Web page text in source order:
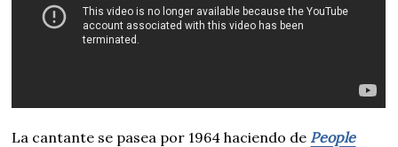
La cantante se pasea por 1964 haciendo de People